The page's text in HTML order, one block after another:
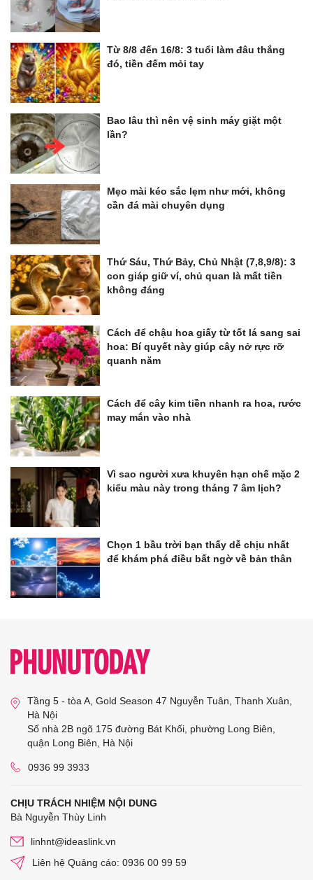
Từ 8/8 đến 16/8: 3 tuổi làm đâu thắng
đó, tiền đếm mỏi tay
Bao lâu thì nên vệ sinh máy giặt một
lần?
Mẹo mài kéo sắc lẹm như mới, không
cần đá mài chuyên dụng
Thứ Sáu, Thứ Bảy, Chủ Nhật (7,8,9/8): 3
con giáp giữ ví, chủ quan là mất tiền
không đáng
Cách để chậu hoa giấy từ tốt lá sang sai
hoa: Bí quyết này giúp cây nở rực rỡ
quanh năm
Cách để cây kim tiền nhanh ra hoa, rước
may mắn vào nhà
Vì sao người xưa khuyên hạn chế mặc 2
kiểu màu này trong tháng 7 âm lịch?
Chọn 1 bầu trời bạn thấy dễ chịu nhất
để khám phá điều bất ngờ về bản thân
Tầng 5 - tòa A, Gold Season 47 Nguyễn Tuân, Thanh Xuân,
Hà Nội
Số nhà 2B ngõ 175 đường Bát Khối, phường Long Biên,
quận Long Biên, Hà Nội
0936 99 3933
CHỊU TRÁCH NHIỆM NỘI DUNG
Bà Nguyễn Thùy Linh
linhnt@ideaslink.vn
Liên hệ Quảng cáo: 0936 00 99 59